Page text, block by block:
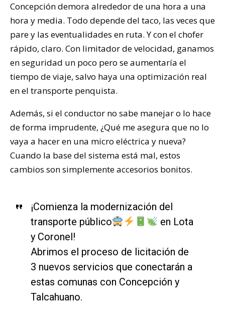
Concepción demora alrededor de una hora a una
hora y media. Todo depende del taco, las veces que
pare y las eventualidades en ruta. Y con el chofer
rápido, claro. Con limitador de velocidad, ganamos
en seguridad un poco pero se aumentaría el
tiempo de viaje, salvo haya una optimización real
en el transporte penquista.
Además, si el conductor no sabe manejar o lo hace
de forma imprudente, ¿Qué me asegura que no lo
vaya a hacer en una micro eléctrica y nueva?
Cuando la base del sistema está mal, estos
cambios son simplemente accesorios bonitos.
¡Comienza la modernización del
transporte público
en Lota
y Coronel!
Abrimos el proceso de licitación de
3 nuevos servicios que conectarán a
estas comunas con Concepción y
Talcahuano.